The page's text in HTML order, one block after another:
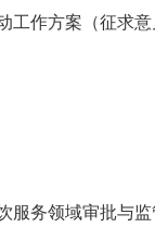
工作方案（征求
服务领域审批与